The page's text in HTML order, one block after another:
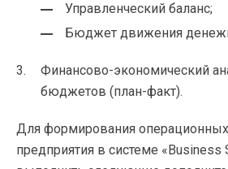
Управленческий баланс;
Бюджет движения
Финансово-экономический
бюджетов (план-факт).
Для формирования
предприятия в системе